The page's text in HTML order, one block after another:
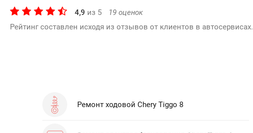
4,9 из 5 19 оценок
Рейтинг составлен исходя из отзывов от клиентов в автосервисах.
Ремонт ходовой Chery Tiggo 8